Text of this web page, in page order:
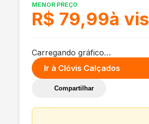
MENOR PREÇO
R$ 79,99à
Carregando gráfico…
Ir à Clóvis Calçados
Compartilhar